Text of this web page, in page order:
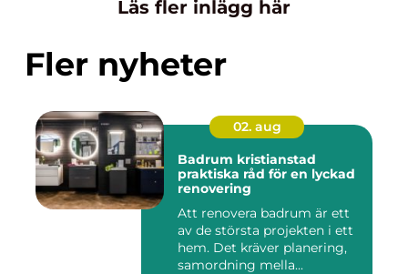
Läs fler inlägg här
Fler nyheter
02. aug
Badrum kristianstad
praktiska råd för en lyckad
renovering
Att renovera badrum är ett
av de största projekten i ett
hem. Det kräver planering,
samordning mella...